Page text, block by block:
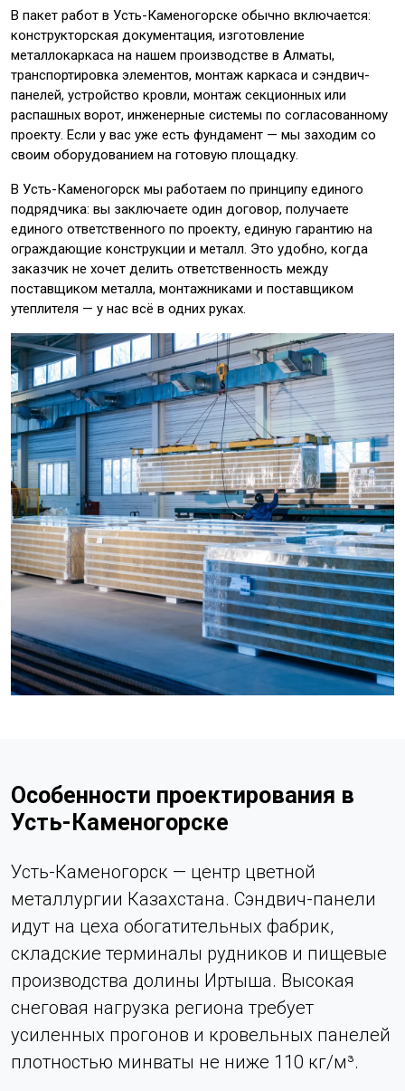
В пакет работ в Усть-Каменогорске обычно включается:
конструкторская документация, изготовление
металлокаркаса на нашем производстве в Алматы,
транспортировка элементов, монтаж каркаса и сэндвич-
панелей, устройство кровли, монтаж секционных или
распашных ворот, инженерные системы по согласованному
проекту. Если у вас уже есть фундамент — мы заходим со
своим оборудованием на готовую площадку.
В Усть-Каменогорск мы работаем по принципу единого
подрядчика: вы заключаете один договор, получаете
единого ответственного по проекту, единую гарантию на
ограждающие конструкции и металл. Это удобно, когда
заказчик не хочет делить ответственность между
поставщиком металла, монтажниками и поставщиком
утеплителя — у нас всё в одних руках.
Особенности проектирования в
Усть-Каменогорске
Усть-Каменогорск — центр цветной
металлургии Казахстана. Сэндвич-панели
идут на цеха обогатительных фабрик,
складские терминалы рудников и пищевые
производства долины Иртыша. Высокая
снеговая нагрузка региона требует
усиленных прогонов и кровельных панелей
плотностью минваты не ниже 110 кг/м³.